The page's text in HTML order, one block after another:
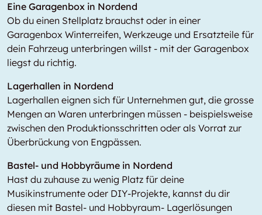
Eine Garagenbox in Nordend
Ob du einen Stellplatz brauchst oder in einer
Garagenbox Winterreifen, Werkzeuge und Ersatzteile für
dein Fahrzeug unterbringen willst - mit der Garagenbox
liegst du richtig.
Lagerhallen in Nordend
Lagerhallen eignen sich für Unternehmen gut, die grosse
Mengen an Waren unterbringen müssen - beispielsweise
zwischen den Produktionsschritten oder als Vorrat zur
Überbrückung von Engpässen.
Bastel- und Hobbyräume in Nordend
Hast du zuhause zu wenig Platz für deine
Musikinstrumente oder DIY-Projekte, kannst du dir
diesen mit Bastel- und Hobbyraum- Lagerlösungen